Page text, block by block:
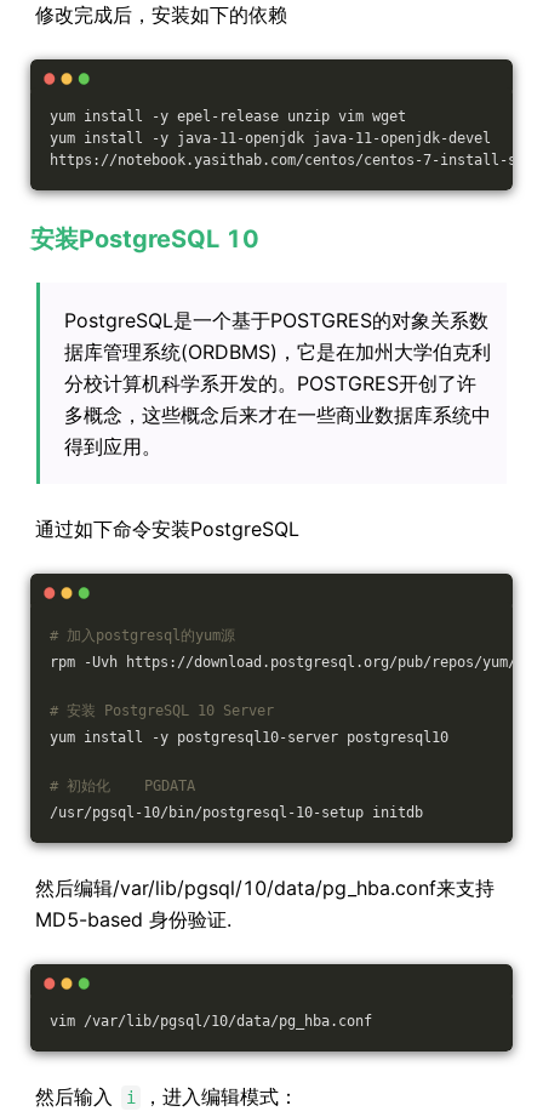
修改完成后，安装如下的依赖
yum install -y epel-release unzip vim wget
yum install -y java-11-openjdk java-11-openjdk-devel
https://notebook.yasithab.com/centos/centos-7-install-
安装PostgreSQL 10
PostgreSQL是一个基于POSTGRES的对象关系数
据库管理系统(ORDBMS)，它是在加州大学伯克利
分校计算机科学系开发的。POSTGRES开创了许
多概念，这些概念后来才在一些商业数据库系统中
得到应用。
通过如下命令安装PostgreSQL
# 加入postgresql的yum源
rpm -Uvh https://download.postgresql.org/pub/repos/yum/
# 安装 PostgreSQL 10 Server
yum install -y postgresql10-server postgresql10
# 初始化    PGDATA
/usr/pgsql-10/bin/postgresql-10-setup initdb
然后编辑/var/lib/pgsql/10/data/pg_hba.conf来支持
MD5-based 身份验证.
vim /var/lib/pgsql/10/data/pg_hba.conf
然后输入 i ，进入编辑模式：